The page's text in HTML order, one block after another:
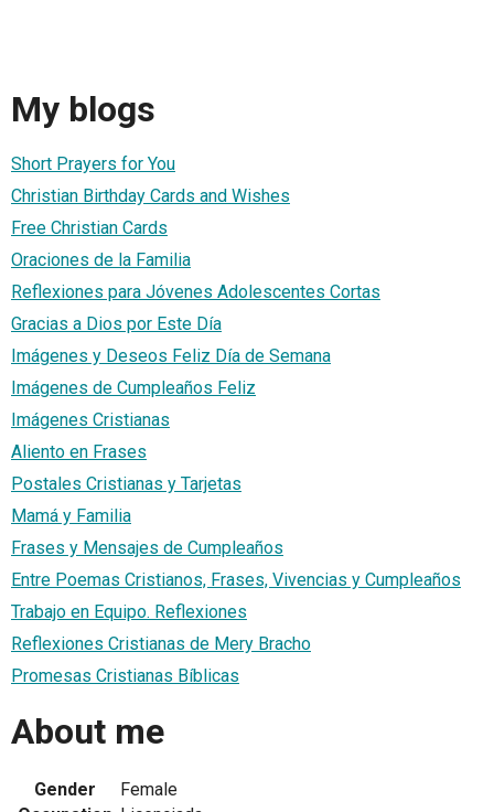
My blogs
Short Prayers for You
Christian Birthday Cards and Wishes
Free Christian Cards
Oraciones de la Familia
Reflexiones para Jóvenes Adolescentes Cortas
Gracias a Dios por Este Día
Imágenes y Deseos Feliz Día de Semana
Imágenes de Cumpleaños Feliz
Imágenes Cristianas
Aliento en Frases
Postales Cristianas y Tarjetas
Mamá y Familia
Frases y Mensajes de Cumpleaños
Entre Poemas Cristianos, Frases, Vivencias y Cumpleaños
Trabajo en Equipo. Reflexiones
Reflexiones Cristianas de Mery Bracho
Promesas Cristianas Bíblicas
About me
Gender
Female